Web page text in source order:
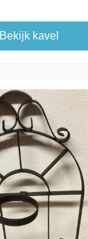
Bekijk kavel